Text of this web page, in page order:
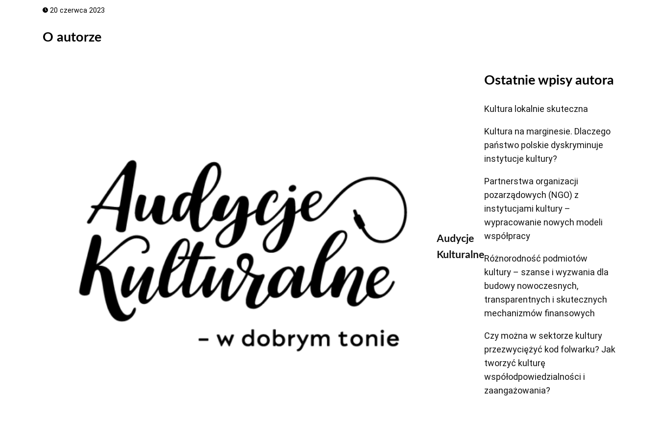
20 czerwca 2023
O autorze
Audycje
Kulturalne
Ostatnie wpisy autora
Kultura lokalnie skuteczna
Kultura na marginesie. Dlaczego
państwo polskie dyskryminuje
instytucje kultury?
Partnerstwa organizacji
pozarządowych (NGO) z
instytucjami kultury –
wypracowanie nowych modeli
współpracy
Różnorodność podmiotów
kultury – szanse i wyzwania dla
budowy nowoczesnych,
transparentnych i skutecznych
mechanizmów finansowych
Czy można w sektorze kultury
przezwyciężyć kod folwarku? Jak
tworzyć kulturę
współodpowiedzialności i
zaangażowania?